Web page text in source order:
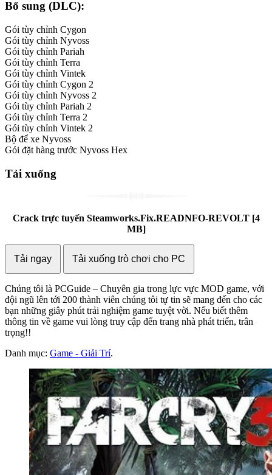
Bổ sung (DLC):
Gói tùy chỉnh Cygon
Gói tùy chỉnh Nyvoss
Gói tùy chỉnh Pariah
Gói tùy chỉnh Terra
Gói tùy chỉnh Vintek
Gói tùy chỉnh Cygon 2
Gói tùy chỉnh Nyvoss 2
Gói tùy chỉnh Pariah 2
Gói tùy chỉnh Terra 2
Gói tùy chỉnh Vintek 2
Bộ để xe Nyvoss
Gói đặt hàng trước Nyvoss Hex
Tải xuống
Crack trực tuyến Steamworks.Fix.READNFO-REVOLT [4
MB]
Tải ngay Tải xuống trò chơi cho PC
Chúng tôi là PCGuide – Chuyên gia trong lực vực MOD game, với
đội ngũ lên tới 200 thành viên chúng tôi tự tin sẽ mang đến cho các
bạn những giây phút trải nghiệm game tuyệt vời. Nếu biết thêm
thông tin về game vui lòng truy cập đến trang nhà phát triển, trân
trọng!!
Danh mục: Game - Giải Trí.